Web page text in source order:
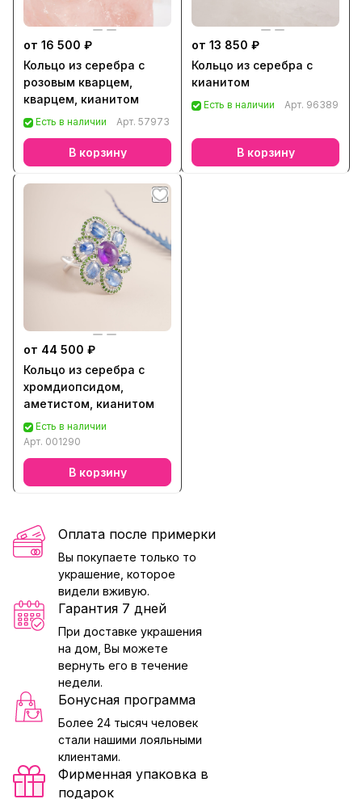
от 16 500 ₽
Кольцо из серебра с
розовым кварцем,
кварцем, кианитом
Есть в наличии Арт. 57973
В корзину
от 13 850 ₽
Кольцо из серебра с
кианитом
Есть в наличии Арт. 96389
В корзину
от 44 500 ₽
Кольцо из серебра с
хромдиопсидом,
аметистом, кианитом
Есть в наличии
Арт. 001290
В корзину
Оплата после примерки
Вы покупаете только то
украшение, которое
видели вживую.
Гарантия 7 дней
При доставке украшения
на дом, Вы можете
вернуть его в течение
недели.
Бонусная программа
Более 24 тысяч человек
стали нашими лояльными
клиентами.
Фирменная упаковка в
подарок